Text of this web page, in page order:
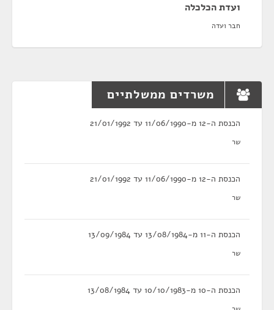
ועדת הכלכלה
חבר ועדה
משרדים ממשלתיים
הכנסת ה-12 מ-11/06/1990 עד 21/01/1992
שר
הכנסת ה-12 מ-11/06/1990 עד 21/01/1992
שר
הכנסת ה-11 מ-13/08/1984 עד 13/09/1984
שר
הכנסת ה-10 מ-10/10/1983 עד 13/08/1984